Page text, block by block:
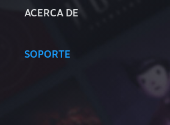
ACERCA DE
SOPORTE